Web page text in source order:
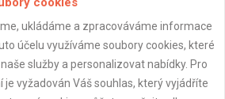
ukládáme a zpracováváme informace
účelu využíváme soubory cookies, které
služby a personalizovat nabídky. Pro
vyžadován Váš souhlas, který vyjádříte